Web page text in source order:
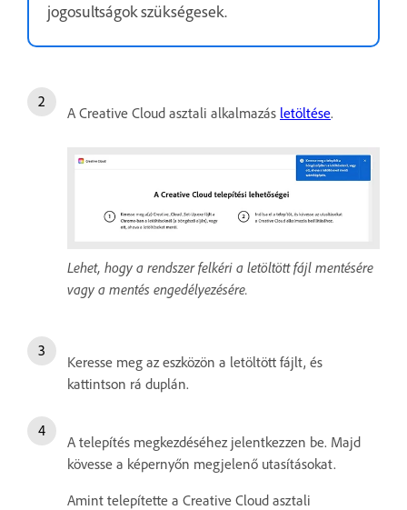
jogosultságok szükségesek.
A Creative Cloud asztali alkalmazás letöltése.
Lehet, hogy a rendszer felkéri a letöltött fájl mentésére
vagy a mentés engedélyezésére.
Keresse meg az eszközön a letöltött fájlt, és
kattintson rá duplán.
A telepítés megkezdéséhez jelentkezzen be. Majd
kövesse a képernyőn megjelenő utasításokat.
Amint telepítette a Creative Cloud asztali